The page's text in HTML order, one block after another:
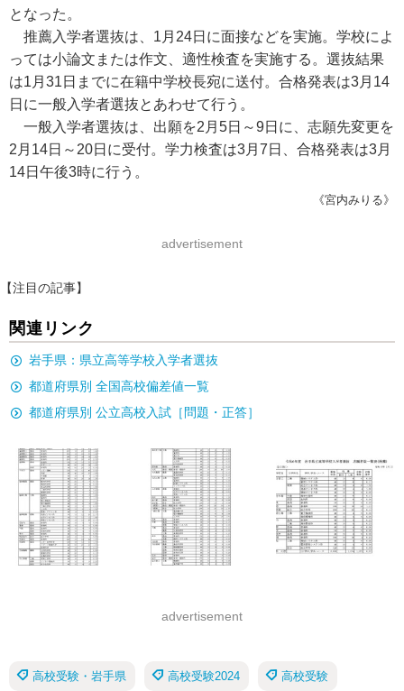
となった。
推薦入学者選抜は、1月24日に面接などを実施。学校によ
っては小論文または作文、適性検査を実施する。選抜結果
は1月31日までに在籍中学校長宛に送付。合格発表は3月14
日に一般入学者選抜とあわせて行う。
一般入学者選抜は、出願を2月5日～9日に、志願先変更を
2月14日～20日に受付。学力検査は3月7日、合格発表は3月
14日午後3時に行う。
《宮内みりる》
advertisement
【注目の記事】
関連リンク
岩手県：県立高等学校入学者選抜
都道府県別 全国高校偏差値一覧
都道府県別 公立高校入試［問題・正答］
advertisement
高校受験・岩手県 高校受験2024 高校受験